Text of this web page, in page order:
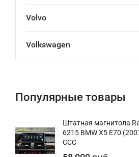
Volvo
Volkswagen
Популярные товары
Штатная магнитола
6215 BMW X5 E70
CCC